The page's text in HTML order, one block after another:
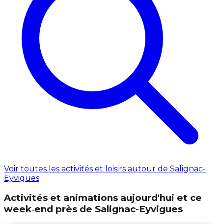
Voir toutes les activités et loisirs autour de Salignac-
Eyvigues
Activités et animations aujourd'hui et ce
week‑end près de Salignac-Eyvigues